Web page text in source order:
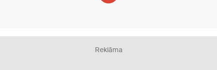
Reklāma